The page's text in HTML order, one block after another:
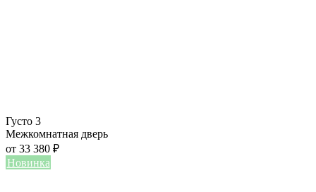
Густо 3
Межкомнатная дверь
от 33 380 ₽
Новинка